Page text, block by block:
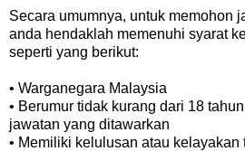
Secara umumnya, untuk memohon
anda hendaklah memenuhi syarat
seperti yang berikut:
• Warganegara Malaysia
• Berumur tidak kurang dari 18
jawatan yang ditawarkan
• Memiliki kelulusan atau kelayakan